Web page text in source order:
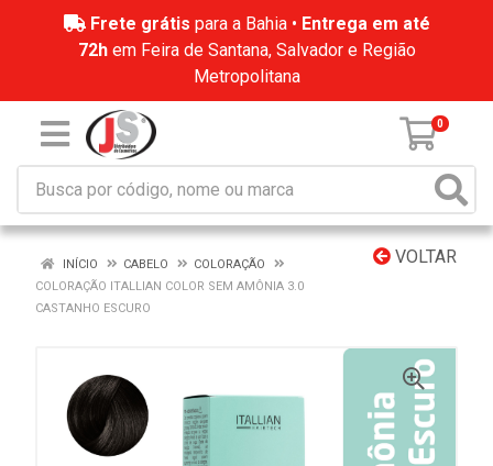
Frete grátis para a Bahia • Entrega em até
72hem Feira de Santana, Salvador e Região
Metropolitana
0
VOLTAR
INÍCIO CABELO
COLORAÇÃO
COLORAÇÃO ITALLIAN COLOR SEM AMÔNIA 3.0
CASTANHO ESCURO